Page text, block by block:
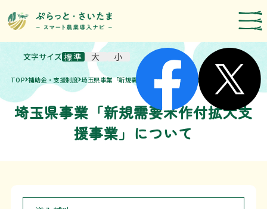
スマート農業技術の紹介
導入事例
農機メーカー検索
お知らせ・イベント
TOP 補助金・支援制度 埼玉県事業「新規需要米作付拡大支援事業」について
文字サイズ標準 大 小
埼玉県事業「新規需要米作付拡大支
援事業」について